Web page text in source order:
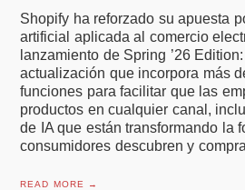
Shopify ha reforzado su apuesta
artificial aplicada al comercio
lanzamiento de Spring ’26
actualización que incorpora más
funciones para facilitar que las
productos en cualquier canal,
de IA que están transformando la
consumidores descubren y
READ MORE →